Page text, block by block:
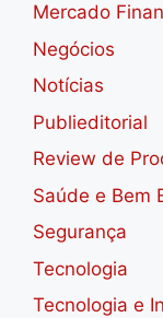
Mercado
Negócios
Notícias
Publieditorial
Review de
Saúde e Bem
Segurança
Tecnologia
Tecnologia e